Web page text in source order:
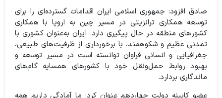
صادق افزود: جمهوری اسلامی ایران اقدامات گسترده‌ای را برای
توسعه همکاری ترانزیتی در مسیر چین به اروپا با همکاری
کشورهای منطقه در حال پیگیری دارد. ایران به‌عنوان کشوری با
تمدنی عظیم و شکوهمند، با برخورداری از ظرفیت‌های طبیعی،
جغرافیایی و انسانی فراوان توانسته است در مسیر توسعه و
بهبود روابط حمل‌ونقل خود با کشورهای همسایه گام‌های
ماندگاری بردارد.